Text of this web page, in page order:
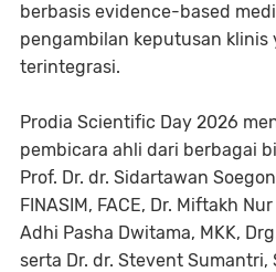
berbasis evidence-based
pengambilan keputusan klinis
terintegrasi.
Prodia Scientific Day 2026
pembicara ahli dari berbagai
Prof. Dr. dr. Sidartawan
FINASIM, FACE, Dr. Miftakh
Adhi Pasha Dwitama, MKK,
serta Dr. dr. Stevent Sumantri,